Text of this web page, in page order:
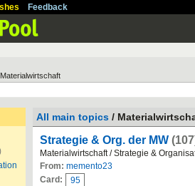
Feedback
All main topics /
Strategie & Org. der MW
Materialwirtschaft / Strategie &
From: memento23
Card:
95